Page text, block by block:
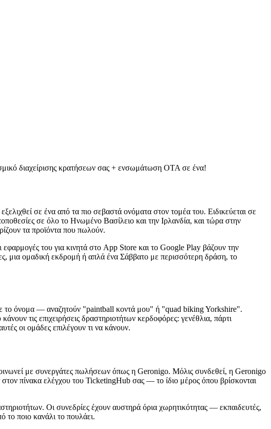
διαχείρισης κρατήσεων σας + ενσωμάτωση OTA σε ένα!
σε ένα από τα πιο σεβαστά ονόματα στον τομέα του. Ειδικεύεται σε
σε όλο το Ηνωμένο Βασίλειο και την Ιρλανδία, και τώρα στην
τα προϊόντα που πωλούν.
εφαρμογές του για κινητά στο App Store και το Google Play βάζουν την
μια ομαδική εκδρομή ή απλά ένα Σάββατο με περισσότερη δράση, το
με το όνομα — αναζητούν "paintball κοντά μου" ή "quad biking Yorkshire".
τις επιχειρήσεις δραστηριοτήτων κερδοφόρες: γενέθλια, πάρτι
οι ομάδες επιλέγουν τι να κάνουν.
με συνεργάτες πωλήσεων όπως η Geronigo. Μόλις συνδεθεί, η Geronigo
πίνακα ελέγχου του TicketingHub σας — το ίδιο μέρος όπου βρίσκονται
Οι συνεδρίες έχουν αυστηρά όρια χωρητικότητας — εκπαιδευτές,
το ποιο κανάλι το πουλάει.